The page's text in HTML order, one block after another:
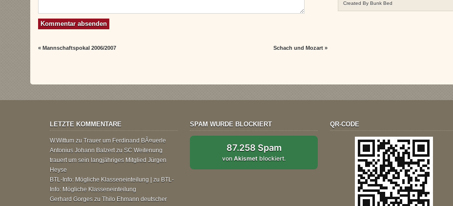
«Mannschaftspokal 2006/2007 Schach und Mozart»
Created By Bunk Bed
LETZTE KOMMENTARE
W.Wittum zu Trauer um Ferdinand BÃ¤uerle
Antonius Johann Balzertzu SC Weitenung
trauert um sein langjähriges Mitglied Jürgen
Heyse
BTL-Info: Mögliche Klasseneinteilung | zu BTL-
Info: Mögliche Klasseneinteilung
Gerhard Gorges zu Thilo Ehmann deutscher
SPAM WURDE BLOCKIERT
87.258 Spam
vonAkismet blockiert.
QR-CODE